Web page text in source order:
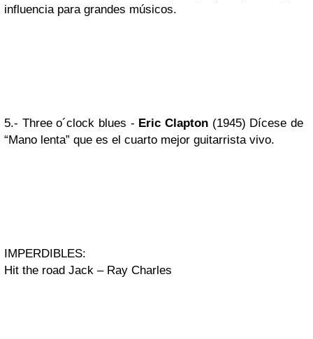
influencia para grandes músicos.
5.- Three o´clock blues - Eric Clapton (1945) Dícese de
“Mano lenta” que es el cuarto mejor guitarrista vivo.
IMPERDIBLES:
Hit the road Jack – Ray Charles